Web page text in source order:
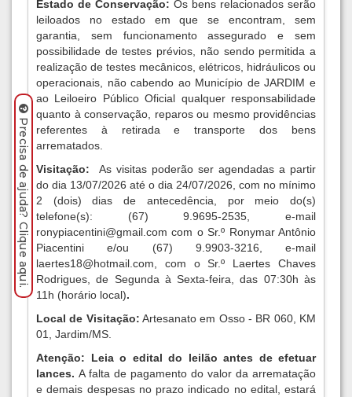
Estado de Conservação: Os bens relacionados serão
leiloados no estado em que se encontram, sem
garantia, sem funcionamento assegurado e sem
possibilidade de testes prévios, não sendo permitida a
realização de testes mecânicos, elétricos, hidráulicos ou
operacionais, não cabendo ao Município de JARDIM e
ao Leiloeiro Público Oficial qualquer responsabilidade
quanto à conservação, reparos ou mesmo providências
referentes à retirada e transporte dos bens
arrematados.
Visitação: As visitas poderão ser agendadas a partir
do dia 13/07/2026 até o dia 24/07/2026, com no mínimo
2 (dois) dias de antecedência, por meio do(s)
telefone(s): (67) 9.9695-2535, e-mail
ronypiacentini@gmail.com com o Sr.º Ronymar Antônio
Piacentini e/ou (67) 9.9903-3216, e-mail
laertes18@hotmail.com, com o Sr.º Laertes Chaves
Rodrigues, de Segunda à Sexta-feira, das 07:30h às
11h (horário local).
Local de Visitação: Artesanato em Osso - BR 060, KM
01, Jardim/MS.
Atenção: Leia o edital do leilão antes de efetuar
lances. A falta de pagamento do valor da arrematação
e demais despesas no prazo indicado no edital, estará
Precisa de ajuda? Clique aqui.